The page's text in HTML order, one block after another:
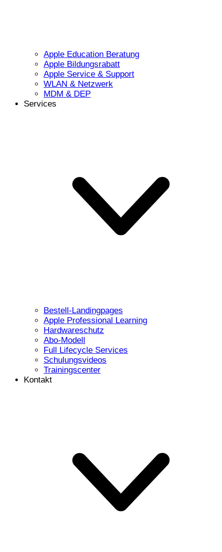
Apple Education Beratung
Apple Bildungsrabatt
Apple Service & Support
WLAN & Netzwerk
MDM & DEP
Services
Bestell-Landingpages
Apple Professional Learning
Hardwareschutz
Abo-Modell
Full Lifecycle Services
Schulungsvideos
Trainingscenter
Kontakt